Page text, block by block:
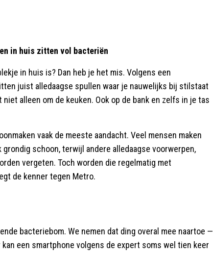
in huis zitten vol bacteriën
in huis is? Dan heb je het mis. Volgens een
juist alledaagse spullen waar je nauwelijks bij stilstaat
alleen om de keuken. Ook op de bank en zelfs in je tas
vaak de meeste aandacht. Veel mensen maken
schoon, terwijl andere alledaagse voorwerpen,
vergeten. Toch worden die regelmatig met
de kenner tegen Metro.
bacteriebom. We nemen dat ding overal mee naartoe —
een smartphone volgens de expert soms wel tien keer